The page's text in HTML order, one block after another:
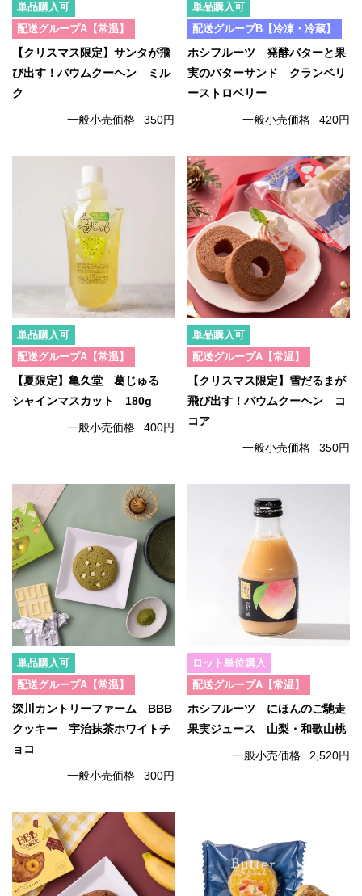
単品購入可
配送グループA【常温】
【クリスマス限定】サンタが飛
び出す！バウムクーヘン ミル
ク
一般小売価格 350円
単品購入可
配送グループB【冷凍・冷蔵】
ホシフルーツ 発酵バターと果
実のバターサンド クランベリ
ーストロベリー
一般小売価格 420円
単品購入可
配送グループA【常温】
【夏限定】亀久堂 葛じゅる
シャインマスカット 180g
一般小売価格 400円
単品購入可
配送グループA【常温】
【クリスマス限定】雪だるまが
飛び出す！バウムクーヘン コ
コア
一般小売価格 350円
単品購入可
配送グループA【常温】
深川カントリーファーム BBB
クッキー 宇治抹茶ホワイトチ
ョコ
一般小売価格 300円
ロット単位購入
配送グループA【常温】
ホシフルーツ にほんのご馳走
果実ジュース 山梨・和歌山桃
一般小売価格 2,520円